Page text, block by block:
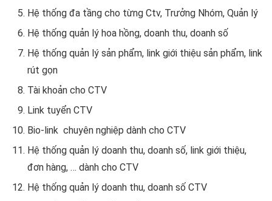
Hệ thống đa tầng cho từng Ctv, Trưởng Nhóm, Quản lý
Hệ thống quản lý hoa hồng, doanh thu, doanh số
Hệ thống quản lý sản phẩm, link giới thiệu sản phẩm, link
rút gọn
Tài khoản cho CTV
Link tuyển CTV
Bio-link chuyên nghiệp dành cho CTV
Hệ thống quản lý doanh thu, doanh số, link giới thiệu,
đơn hàng, … dành cho CTV
Hệ thống quản lý doanh thu, doanh số CTV